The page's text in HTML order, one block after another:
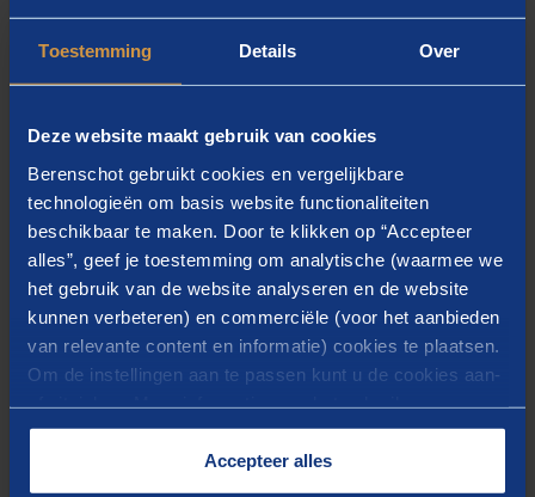
Toestemming Details Over
Deze website maakt gebruik van cookies
Berenschot gebruikt cookies en vergelijkbare
technologieën om basis website functionaliteiten
beschikbaar te maken. Door te klikken op “Accepteer
alles”, geef je toestemming om analytische (waarmee we
het gebruik van de website analyseren en de website
kunnen verbeteren) en commerciële (voor het aanbieden
van relevante content en informatie) cookies te plaatsen.
Om de instellingen aan te passen kunt u de cookies aan-
cookies op onze website treft u in onze
Accepteer alles
moet het daarnaast ook beter mogelijk maken om de
vangnetfunctie als een van de
arbeidsmarktfunctionaliteiten in te vullen.”
Overige mutaties
Voorts zijn in de meicirculaire de volgende belangrijke
mutaties doorgevoerd:
Voor de Wsw wordt een loon- en prijsbijstelling
uitgekeerd van 5,3%.
Het gemeentelijk budget wordt beïnvloed door
herverdeeleffecten, omdat de aantallen zich per
Voor beschut werk is de loon- en prijsbijstelling